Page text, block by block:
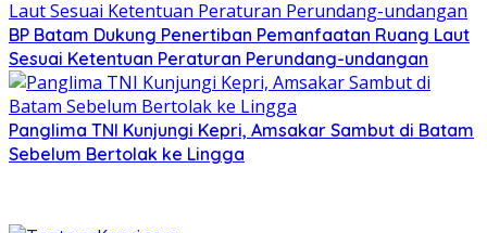
BP Batam Dukung Penertiban Pemanfaatan Ruang Laut
Sesuai Ketentuan Peraturan Perundang-undangan
Panglima TNI Kunjungi Kepri, Amsakar Sambut di Batam
Sebelum Bertolak ke Lingga